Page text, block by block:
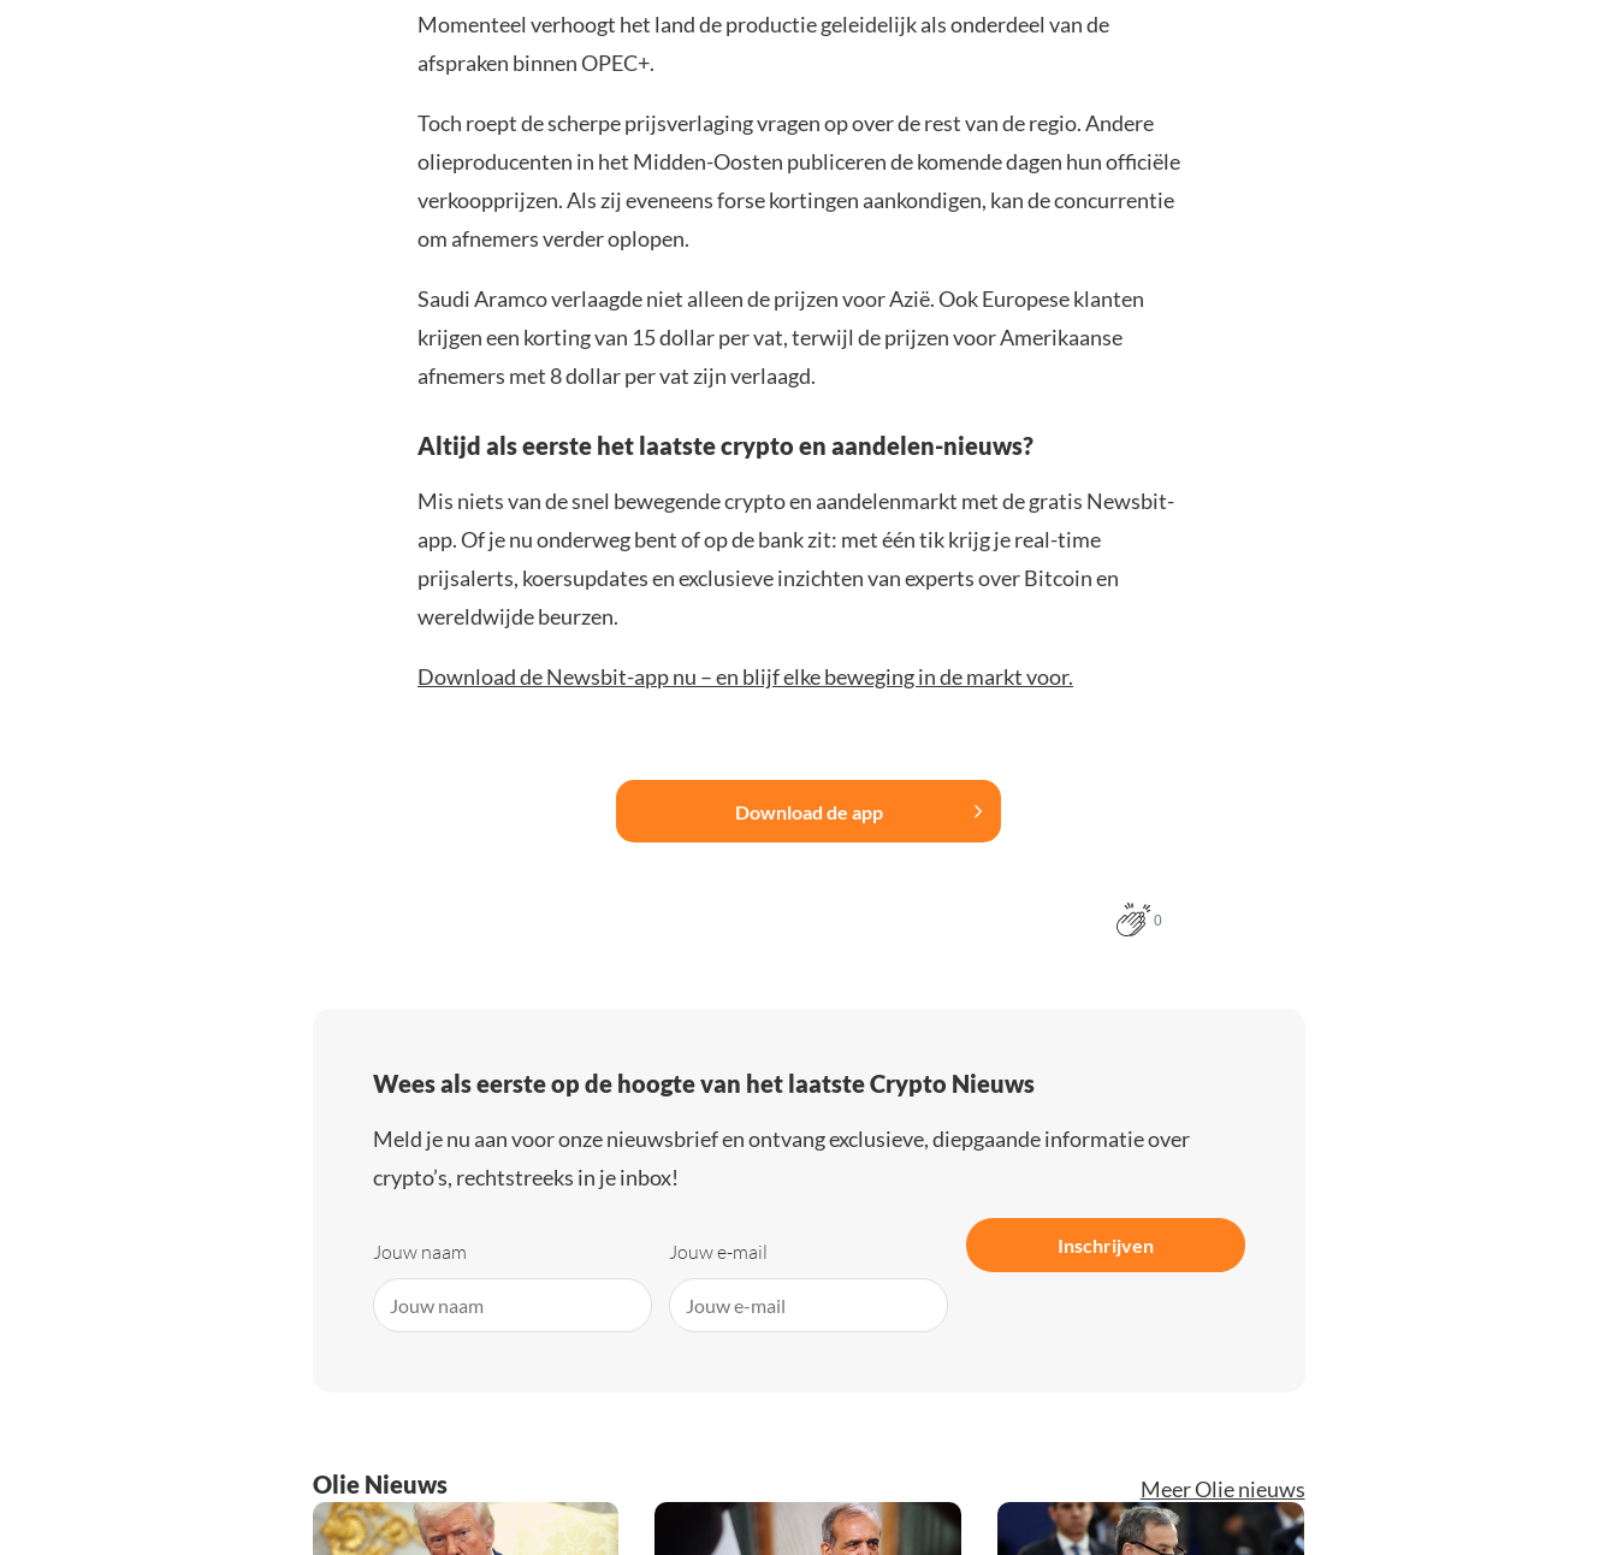
Momenteel verhoogt het land de productie geleidelijk als onderdeel van de
afspraken binnen OPEC+.
Toch roept de scherpe prijsverlaging vragen op over de rest van de regio. Andere
olieproducenten in het Midden-Oosten publiceren de komende dagen hun officiële
verkoopprijzen. Als zij eveneens forse kortingen aankondigen, kan de concurrentie
om afnemers verder oplopen.
Saudi Aramco verlaagde niet alleen de prijzen voor Azië. Ook Europese klanten
krijgen een korting van 15 dollar per vat, terwijl de prijzen voor Amerikaanse
afnemers met 8 dollar per vat zijn verlaagd.
Altijd als eerste het laatste crypto en aandelen-nieuws?
Mis niets van de snel bewegende crypto en aandelenmarkt met de gratis Newsbit-
app. Of je nu onderweg bent of op de bank zit: met één tik krijg je real-time
prijsalerts, koersupdates en exclusieve inzichten van experts over Bitcoin en
wereldwijde beurzen.
Download de Newsbit-app nu – en blijf elke beweging in de markt voor.
Download de app
0
Wees als eerste op de hoogte van het laatste Crypto Nieuws
Meld je nu aan voor onze nieuwsbrief en ontvang exclusieve, diepgaande informatie over
crypto’s, rechtstreeks in je inbox!
Jouw naam Jouw e-mail Inschrijven
Olie Nieuws Meer Olie nieuws